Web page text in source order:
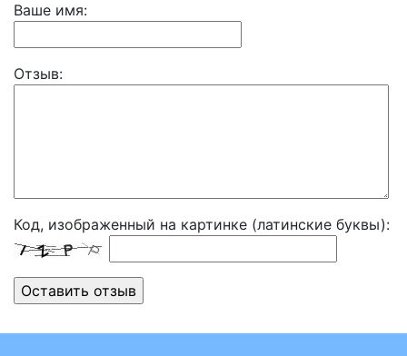
Ваше имя:
Отзыв:
Код, изображенный на картинке (латинские буквы):